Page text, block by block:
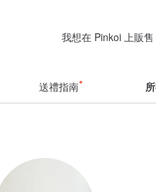
我想在 Pinkoi 上販售
送禮指南